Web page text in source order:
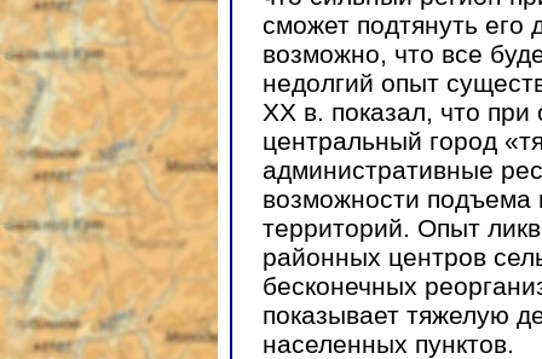
сможет подтянуть его
возможно, что все
недолгий опыт
ХХ в. показал, что
центральный город
административные
возможности
территорий. Опыт
районных центров
бесконечных
показывает тяжелую
населенных пунктов.